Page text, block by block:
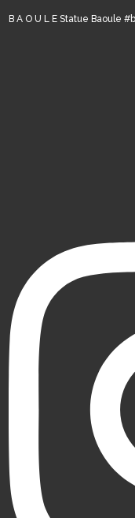
B A O U L E Statue Baoule